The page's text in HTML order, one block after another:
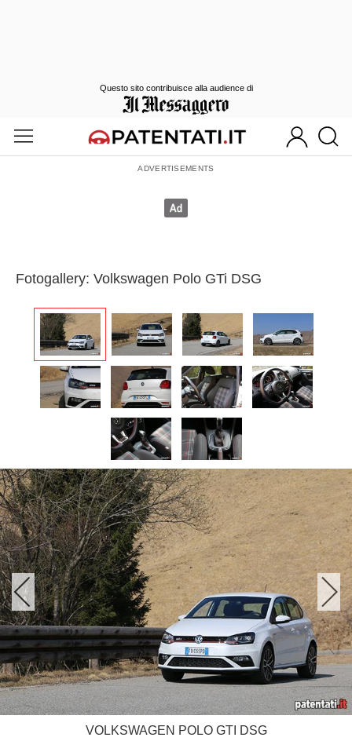
Fotogallery: Volkswagen Polo GTi DSG
VOLKSWAGEN POLO GTI DSG
Questo sito contribuisce alla audience di